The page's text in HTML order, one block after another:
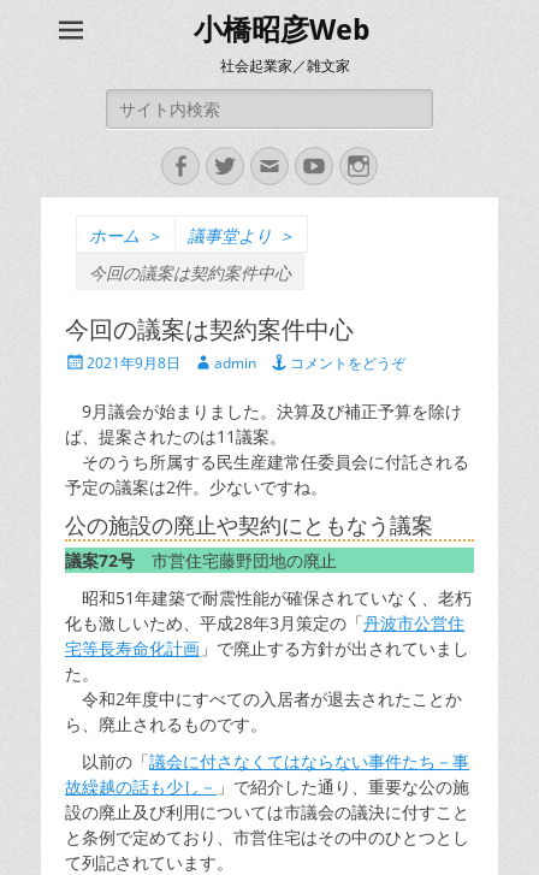
小橋昭彦Web
社会起業家／雑文家
索:
Facebook
Twitter
メ
ー
YouTubeInstagram
ホーム ＞ 議事堂より ＞
今回の議案は契約案件中心
今回の議案は契約案件中心
投 2021年9月8日
投
者
admin コメントをどうぞ
9月議会が始まりました。決算及び補正予算を除け
ば、提案されたのは11議案。
そのうち所属する民生産建常任委員会に付託される
予定の議案は2件。少ないですね。
公の施設の廃止や契約にともなう議案
議案72号 市営住宅藤野団地の廃止
昭和51年建築で耐震性能が確保されていなく、老朽
化も激しいため、平成28年3月策定の「丹波市公営住
宅等長寿命化計画 」で廃止する方針が出されていまし
た。
令和2年度中にすべての入居者が退去されたことか
ら、廃止されるものです。
以前の「議会に付さなくてはならない事件たち－事
故繰越の話も少し－ 」で紹介した通り、重要な公の施
設の廃止及び利用については市議会の議決に付すこと
と条例で定めており、市営住宅はその中のひとつとし
て列記されています。